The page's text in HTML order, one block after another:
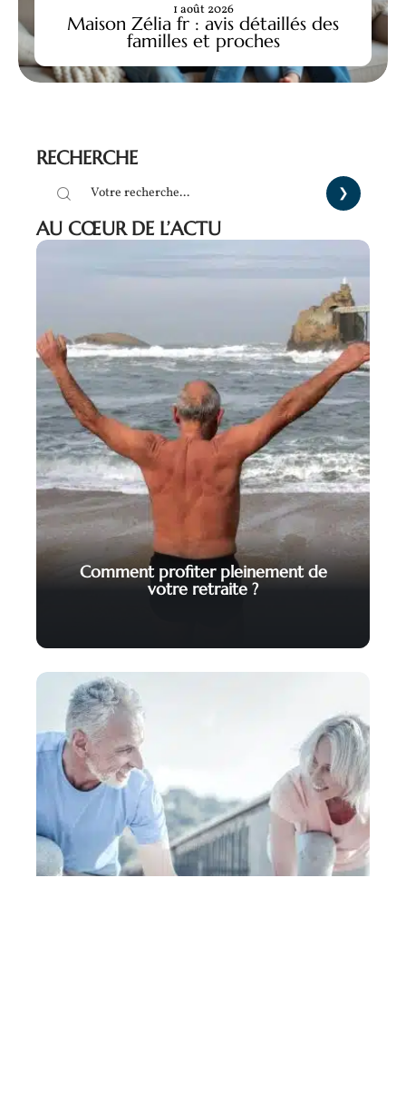
Maison Zélia fr : avis détaillés des
familles et proches
1 août 2026
RECHERCHE
AU CŒUR DE L’ACTU
Comment profiter pleinement de
votre retraite ?